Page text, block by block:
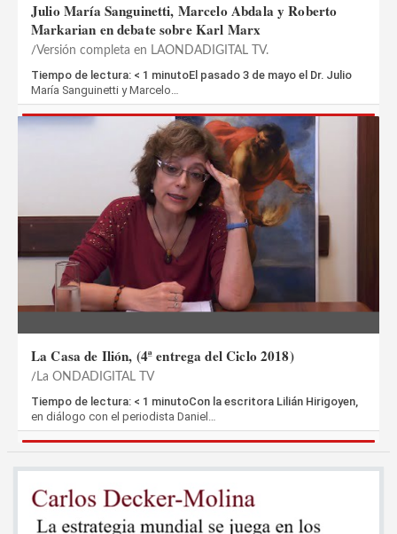
Julio María Sanguinetti, Marcelo Abdala y Roberto
Markarian en debate sobre Karl Marx
Versión completa en LAONDADIGITAL TV.
Tiempo de lectura: < 1 minutoEl pasado 3 de mayo el Dr. Julio
María Sanguinetti y Marcelo…
La Casa de Ilión, (4ª entrega del Ciclo 2018)
La ONDADIGITAL TV
Tiempo de lectura: < 1 minutoCon la escritora Lilián Hirigoyen,
en diálogo con el periodista Daniel…